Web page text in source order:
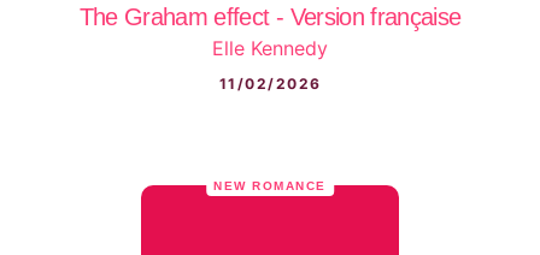
The Graham effect - Version française
Elle Kennedy
11/02/2026
NEW ROMANCE